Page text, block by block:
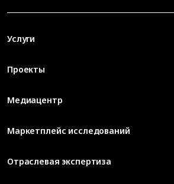
Услуги
Проекты
Медиацентр
Маркетплейс исследований
Отраслевая экспертиза